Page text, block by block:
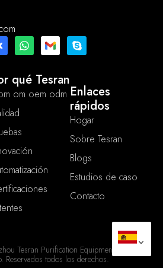
qué Tesran
om oem odm Enlaces
rápidos
Hogar
Sobre Tesran
Blogs
Estudios de caso
Contacto
Tesran Purification Equipment
Reservados todos los derechos.